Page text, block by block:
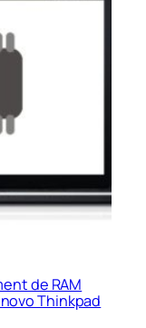
de RAM
Thinkpad